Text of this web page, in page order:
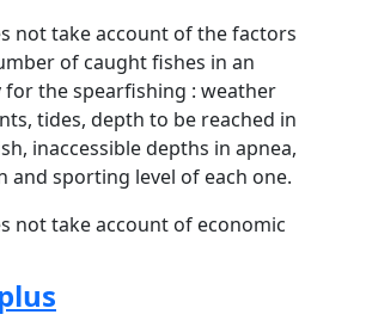
not take account of the factors
of caught fishes in an
for the spearfishing : weather
tides, depth to be reached in
inaccessible depths in apnea,
and sporting level of each one.
not take account of economic
results from this